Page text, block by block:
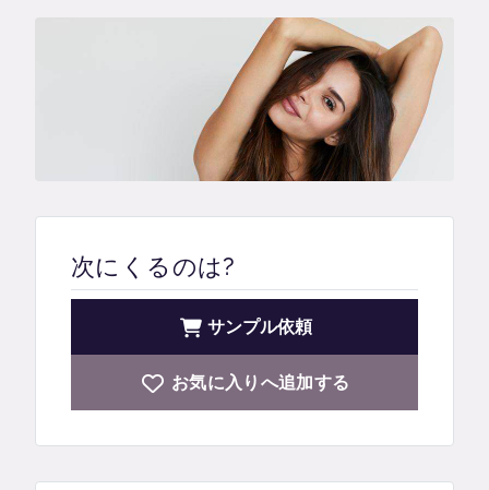
次にくるのは?
サンプル依頼
お気に入りへ追加する